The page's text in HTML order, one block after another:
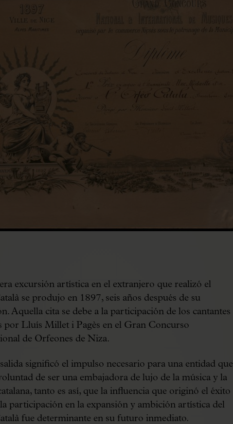
excursión artística en el extranjero que realizó el
se produjo en 1897, seis años después de su
Aquella cita se debe a la participación de los cantantes
por Lluís Millet i Pagès en el Gran Concurso
de Orfeones de Niza.
significó el impulso necesario para una entidad que
de ser una embajadora de lujo de la música y la
tanto es así, que la influencia que originó el éxito
participación en la expansión y ambición artística del
fue determinante en su futuro inmediato.